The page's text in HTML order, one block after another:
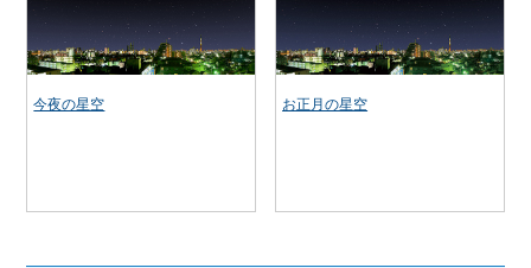
今夜の星空 お正月の星空